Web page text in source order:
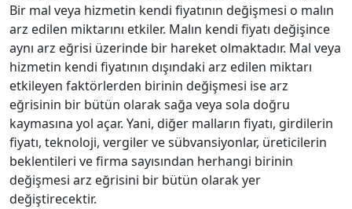
Bir mal veya hizmetin kendi fiyatının değişmesi o malın
arz edilen miktarını etkiler. Malın kendi fiyatı değişince
aynı arz eğrisi üzerinde bir hareket olmaktadır. Mal veya
hizmetin kendi fiyatının dışındaki arz edilen miktarı
etkileyen faktörlerden birinin değişmesi ise arz
eğrisinin bir bütün olarak sağa veya sola doğru
kaymasına yol açar. Yani, diğer malların fiyatı, girdilerin
fiyatı, teknoloji, vergiler ve sübvansiyonlar, üreticilerin
beklentileri ve firma sayısından herhangi birinin
değişmesi arz eğrisini bir bütün olarak yer
değiştirecektir.